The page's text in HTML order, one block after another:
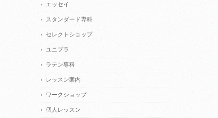
エッセイ
スタンダード専科
セレクトショップ
ユニプラ
ラテン専科
レッスン案内
ワークショップ
個人レッスン